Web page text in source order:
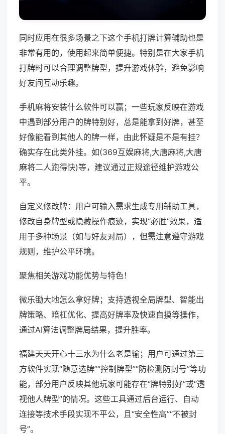
同时应用在很多场景之下这个手机打牌计算辅助也是
非常有用的，使用起来简单便捷。特别是在大家手机
打牌时可以合理调整牌型，提升游戏体验，避免影响
好友间互动乐趣。
手机麻将安装什么软件可以赢；一些玩家反映在游戏
中遇到部分用户的牌特别好，总是能拿到好牌，甚至
好像能看到其他人的牌一样，由此怀疑是不是有挂？
确实存在此类外挂。如(369互娱麻将,大唐麻将,大唐
麻将二人跑得快)等，建议通过正规途径维护游戏公
平。
自定义修改牌：用户可输入需求生成专用辅助工具，
修改自身牌型或隐藏操作痕迹，实现“必胜”效果，适
用于多种场景（如与好友对局），但需注意遵守游戏
规则，维护公平环境。
聚焦相关游戏功能优势与特色！
微乐锄大地怎么拿好牌；支持透视全局牌型、智能出
牌策略、暗杠优化、提高好牌率及快速自摸等操作，
通过AI算法调整牌局结果，提升胜率。
福建天天开心十三水为什么老是输；用户可通过第三
方软件实现“随意选牌”“控制牌型”“防检测防封号”等功
能，部分用户反映其他玩家可能存在“牌特别好”或“透
视他人牌型”的情况。这些工具通过后台运行、自动
连接等技术手段实现不平公，且“安全性高”“不被封
号”。